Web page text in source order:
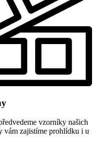
vzorníky našich
vám zajistíme prohlídku i u